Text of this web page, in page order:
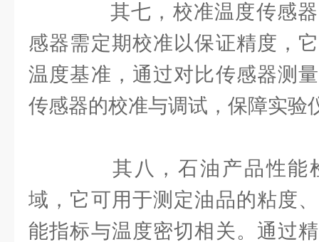
其七，校准温度传感器
感器需定期校准以保证精度，
温度基准，通过对比传感器测
传感器的校准与调试，保障实验
其八，石油产品性能
域，它可用于测定油品的粘度
能指标与温度密切相关。通过